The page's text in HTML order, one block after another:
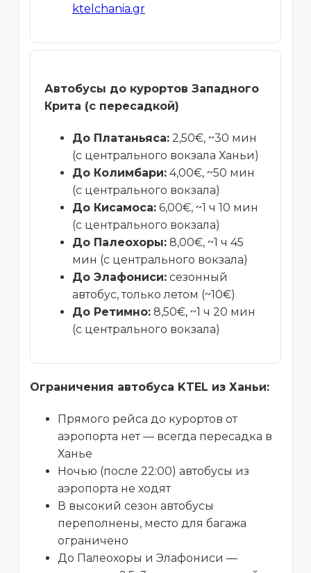
ktelchania.gr
Автобусы до курортов Западного
Крита (с пересадкой)
До Платаньяса: 2,50€, ~30 мин
(с центрального вокзала Ханьи)
До Колимбари: 4,00€, ~50 мин
(с центрального вокзала)
До Кисамоса: 6,00€, ~1 ч 10 мин
(с центрального вокзала)
До Палеохоры: 8,00€, ~1 ч 45
мин (с центрального вокзала)
До Элафониси: сезонный
автобус, только летом (~10€)
До Ретимно: 8,50€, ~1 ч 20 мин
(с центрального вокзала)
Ограничения автобуса KTEL из Ханьи:
Прямого рейса до курортов от
аэропорта нет — всегда пересадка в
Ханье
Ночью (после 22:00) автобусы из
аэропорта не ходят
В высокий сезон автобусы
переполнены, место для багажа
ограничено
До Палеохоры и Элафониси —